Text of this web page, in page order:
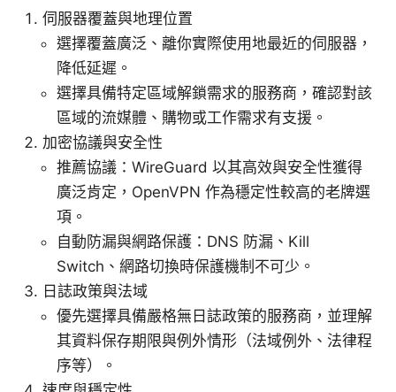
伺服器覆蓋與地理位置
選擇覆蓋廣泛、離你實際使用地最近的伺服器，
降低延遲。
選擇具備特定區域解鎖需求的服務商，確認對該
區域的流媒體、購物或工作需求有支援。
加密協議與安全性
推薦協議：WireGuard 以其高效與安全性獲得
廣泛肯定，OpenVPN 作為穩定性較高的老牌選
項。
自動防漏與網路保護：DNS 防漏、Kill
Switch、網路切換時保護機制不可少。
日誌政策與法域
優先選擇具備嚴格無日誌政策的服務商，並理解
其資料保存期限與例外情形（法域例外、法律程
序等）。